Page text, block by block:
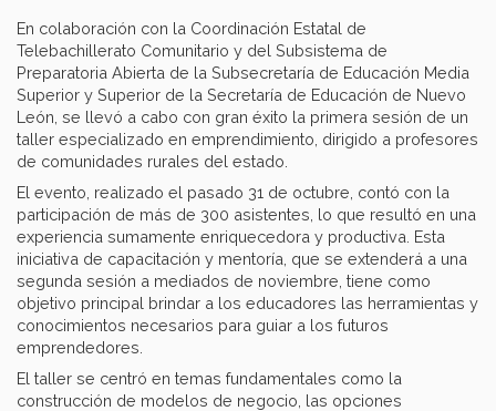
En colaboración con la Coordinación Estatal de
Telebachillerato Comunitario y del Subsistema de
Preparatoria Abierta de la Subsecretaría de Educación Media
Superior y Superior de la Secretaría de Educación de Nuevo
León, se llevó a cabo con gran éxito la primera sesión de un
taller especializado en emprendimiento, dirigido a profesores
de comunidades rurales del estado.
El evento, realizado el pasado 31 de octubre, contó con la
participación de más de 300 asistentes, lo que resultó en una
experiencia sumamente enriquecedora y productiva. Esta
iniciativa de capacitación y mentoría, que se extenderá a una
segunda sesión a mediados de noviembre, tiene como
objetivo principal brindar a los educadores las herramientas y
conocimientos necesarios para guiar a los futuros
emprendedores.
El taller se centró en temas fundamentales como la
construcción de modelos de negocio, las opciones